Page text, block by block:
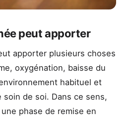
peut apporter
apporter plusieurs choses
oxygénation, baisse du
habituel et
de soi. Dans ce sens,
phase de remise en